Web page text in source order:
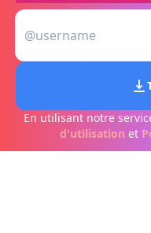
En utilisant notre
d'utilisation et